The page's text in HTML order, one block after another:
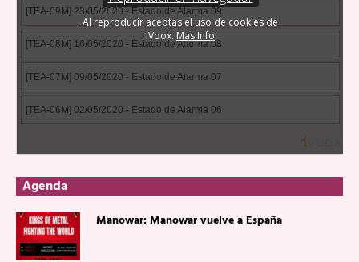
Agenda
Manowar: Manowar vuelve a España